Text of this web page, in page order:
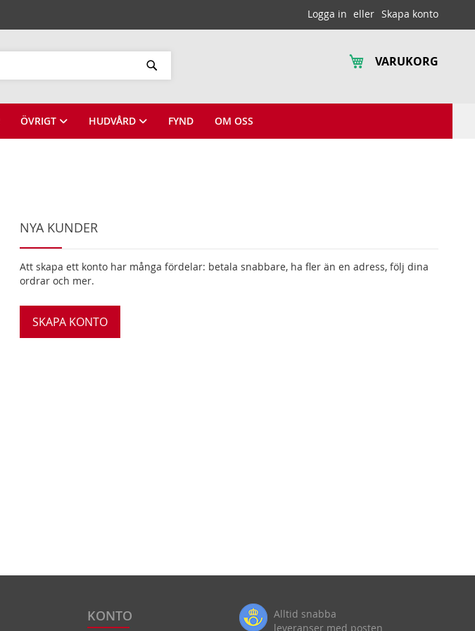
Logga in Skapa konto
VARUKORG
ÖVRIGT HUDVÅRD FYND OM OSS
NYA KUNDER
Att skapa ett konto har många fördelar: betala snabbare, ha fler än en adress, följ dina
ordrar och mer.
SKAPA KONTO
KONTO
Alltid snabba
leveranser med posten